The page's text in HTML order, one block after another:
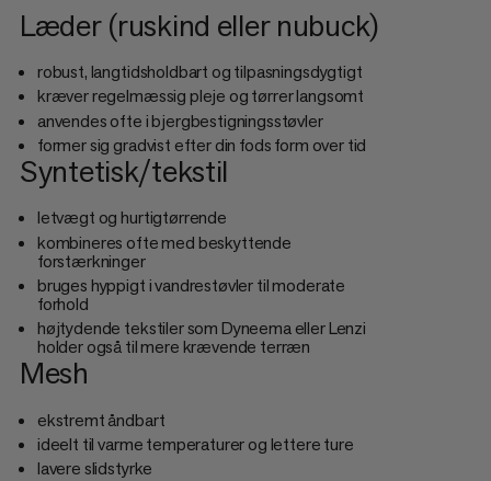
Læder (ruskind eller nubuck)
robust, langtidsholdbart og tilpasningsdygtigt
kræver regelmæssig pleje og tørrer langsomt
anvendes ofte i bjergbestigningsstøvler
former sig gradvist efter din fods form over tid
Syntetisk/tekstil
letvægt og hurtigtørrende
kombineres ofte med beskyttende
forstærkninger
bruges hyppigt i vandrestøvler til moderate
forhold
højtydende tekstiler som Dyneema eller Lenzi
holder også til mere krævende terræn
Mesh
ekstremt åndbart
ideelt til varme temperaturer og lettere ture
lavere slidstyrke